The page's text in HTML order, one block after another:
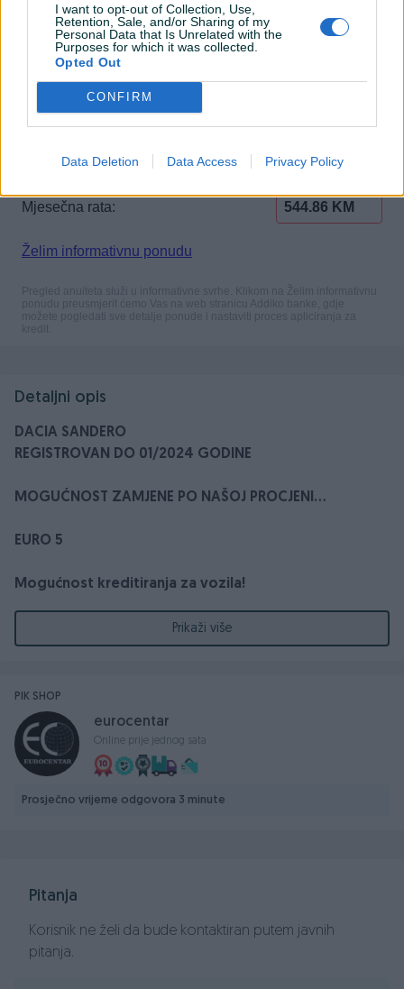
I want to opt-out of Collection, Use,
Retention, Sale, and/or Sharing of my
Personal Data that Is Unrelated with the
Purposes for which it was collected.
Opted Out
CONFIRM
Data Deletion Data Access Privacy Policy
Detaljni opis
DACIA SANDERO
REGISTROVAN DO 01/2024 GODINE
MOGUĆNOST ZAMJENE PO NAŠOJ PROCJENI...
EURO 5
Mogućnost kreditiranja za vozila!
2009.GODINA
55 KW - 75 KS
servisu)
Volan podesiv po visini i dubini
Radio CD-MP3
Prikaži više
PIK SHOP
eurocentar
Online prije jednog sata
Prosječno vrijeme odgovora 3 minute
Pitanja
Korisnik ne želi da bude kontaktiran putem javnih
pitanja.